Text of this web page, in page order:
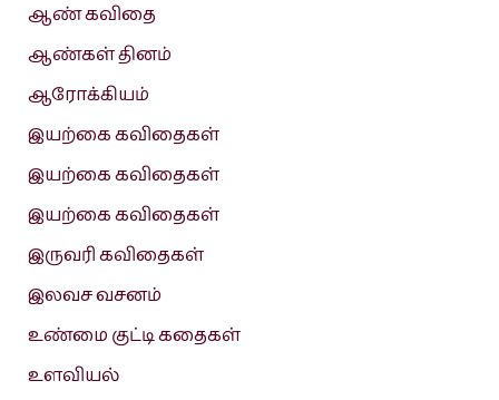
ஆண் கவிதை
ஆண்கள் தினம்
ஆரோக்கியம்
இயற்கை கவிதைகள்
இயற்கை கவிதைகள்
இயற்கை கவிதைகள்
இருவரி கவிதைகள்
இலவச வசனம்
உண்மை குட்டி கதைகள்
உளவியல்